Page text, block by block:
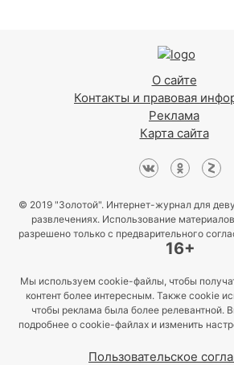
О сайте
Контакты и правовая
Реклама
Карта сайта
© 2019 "Золотой". Интернет-журнал для
развлечениях. Использование
разрешено только с предварительного
16+
Мы используем cookie-файлы, чтобы
контент более интересным. Также cookie
чтобы реклама была более релевантной.
подробнее о cookie-файлах и изменить
Пользовательское